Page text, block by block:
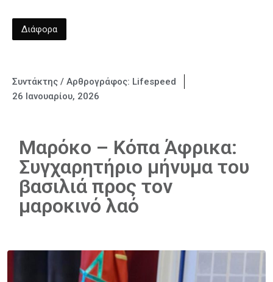
Διάφορα
Συντάκτης / Αρθρογράφος: Lifespeed
26 Ιανουαρίου, 2026
Mαρόκο – Κόπα Άφρικα:
Συγχαρητήριο μήνυμα του
βασιλιά προς τον
μαροκινό λαό